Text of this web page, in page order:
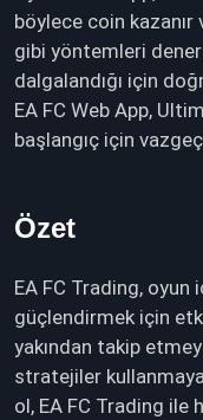
böylece coin
gibi yöntemleri
dalgalandığı için
EA FC Web App,
başlangıç için
Özet
EA FC Trading, oyun
güçlendirmek için
yakından takip
stratejiler
ol, EA FC Trading ile